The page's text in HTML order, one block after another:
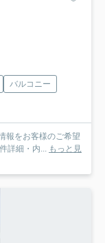
バルコニー
報をお客様のご希望
詳細・内... もっと見